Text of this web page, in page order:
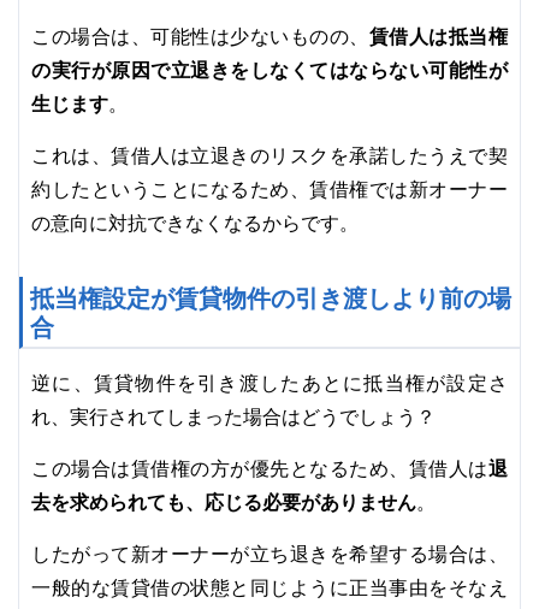
この場合は、可能性は少ないものの、 賃借人は抵当権
の実行が原因で立退きをしなくてはならない可能性が
生じます。
これは、賃借人は立退きのリスクを承諾したうえで契
約したということになるため、賃借権では新オーナー
の意向に対抗できなくなるからです。
抵当権設定が賃貸物件の引き渡しより前の場
合
逆に、賃貸物件を引き渡したあとに抵当権が設定さ
れ、実行されてしまった場合はどうでしょう？
この場合は賃借権の方が優先となるため、賃借人は退
去を求められても、応じる必要がありません。
したがって新オーナーが立ち退きを希望する場合は、
一般的な賃貸借の状態と同じように正当事由をそなえ